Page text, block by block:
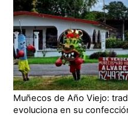
Muñecos de Año Viejo:
evoluciona en su